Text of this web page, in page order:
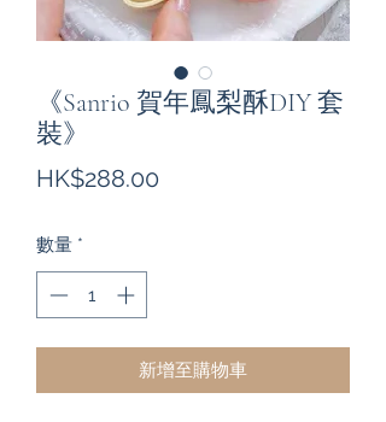
《Sanrio 賀年鳳梨酥DIY 套
裝》
HK$288.00
數量 *
新增至購物車